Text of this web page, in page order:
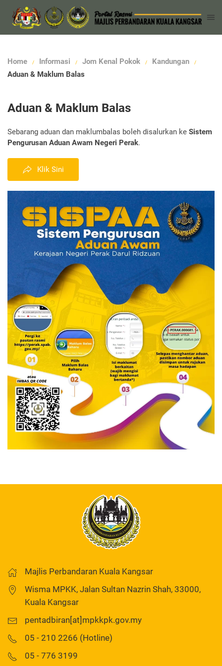
Home Informasi Jom Kenal Pokok
Kandungan
Aduan & Maklum Balas
Aduan & Maklum Balas
Sebarang aduan dan maklumbalas boleh disalurkan ke Sistem
Pengurusan Aduan Awam Negeri Perak.
Klik Sini
Majlis Perbandaran Kuala Kangsar
Wisma MPKK, Jalan Sultan Nazrin Shah, 33000,
Kuala Kangsar
pentadbiran[at]mpkkpk.gov.my
05 - 210 2266 (Hotline)
05 - 776 3199